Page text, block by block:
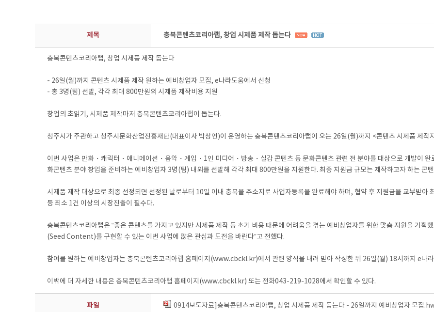
보도자료 상세보기 - 제목, 담당부서, 담당자, 담당연락처, 내용, 첨부파일 정보 제공
제목 충북콘텐츠코리아랩, 창업 시제품 제작 돕는다
충북콘텐츠코리아랩, 창업 시제품 제작 돕는다
- 26일(월)까지 콘텐츠 시제품 제작 원하는 예비창업자 모집, e나라도움에서 신청
- 총 3명(팀) 선발, 각각 최대 800만원의 시제품 제작비용 지원
창업의 초읽기, 시제품 제작마저 충북콘텐츠코리아랩이 돕는다.
청주시가 주관하고 청주시문화산업진흥재단(대표이사 박상언)이 운영하는 충북콘텐츠코리아랩이 오는 26일(월)까지 <콘텐츠 시제품 제작
이번 사업은 만화・캐릭터・애니메이션・음악・게임・1인 미디어・방송・실감 콘텐츠 등 문화콘텐츠 관련 전 분야를 대상으로 개발이
화콘텐츠 분야 창업을 준비하는 예비창업자 3명(팀) 내외를 선발해 각각 최대 800만원을 지원한다. 최종 지원금 규모는 제작하고자 하는 콘
시제품 제작 대상으로 최종 선정되면 선정된 날로부터 10일 이내 충북을 주소지로 사업자등록을 완료해야 하며, 협약 후 지원금을 교부받아
등 최소 1건 이상의 시장진출이 필수다.
충북콘텐츠코리아랩은 “좋은 콘텐츠를 가지고 있지만 시제품 제작 등 초기 비용 때문에 어려움을 겪는 예비창업자를 위한 맞춤 지원을 기획
(Seed Content)를 구현할 수 있는 이번 사업에 많은 관심과 도전을 바란다”고 전했다.
참여를 원하는 예비창업자는 충북콘텐츠코리아랩 홈페이지(www.cbckl.kr)에서 관련 양식을 내려 받아 작성한 뒤 26일(월) 18시까지 e
이밖에 더 자세한 내용은 충북콘텐츠코리아랩 홈페이지(www.cbckl.kr) 또는 전화043-219-1028에서 확인할 수 있다.
파일 0914보도자료]충북콘텐츠코리아랩, 창업 시제품 제작 돕는다 - 26일까지 예비창업자 모집